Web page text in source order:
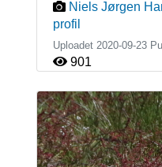
Niels Jørgen
profil
Uploadet 2020-09-23
901